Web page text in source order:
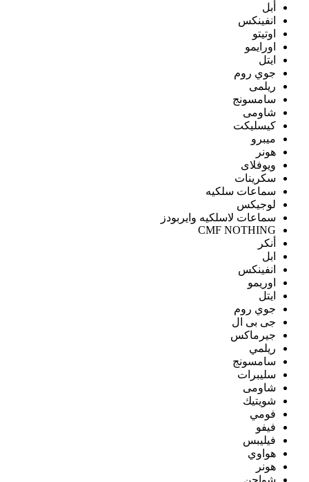
أبل
انفينكس
اوتيتو
اورايمو
ايتل
جوي روم
ريلمى
سامسونج
شاومى
كيسليكت
ميبرو
هونر
ويوفلاى
سكرينات
سماعات سلكيه
لوجيكس
سماعات لاسلكيه وايربودز
CMF NOTHING
أنكر
ابل
انفينكس
اوريمو
ايتل
جوي روم
جى بى ال
جيرماكس
ريلمي
سامسونج
سليبرات
شاومى
شويتيك
فومي
فيفو
فيليبس
هواوي
هونر